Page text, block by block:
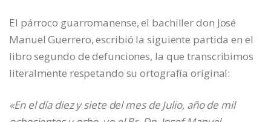
El párroco guarromanense, el bachiller don José
Manuel Guerrero, escribió la siguiente partida en el
libro segundo de defunciones, la que transcribimos
literalmente respetando su ortografía original:
«En el día diez y siete del mes de Julio, año de mil